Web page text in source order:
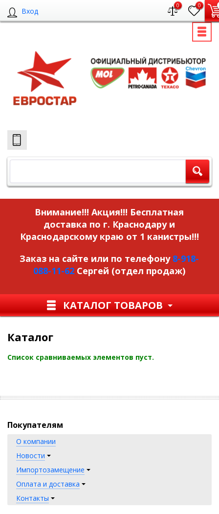
Вход
0 0
Внимание!!! Акция!!! Бесплатная
доставка по г. Краснодару и
Краснодарскому краю от 1 канистры!!!
Заказ на сайте или по телефону 8-918-
088-11-62 Сергей (отдел продаж)
КАТАЛОГ ТОВАРОВ
Каталог
Список сравниваемых элементов пуст.
Покупателям
О компании
Новости
Импортозамещение
Оплата и доставка
Контакты